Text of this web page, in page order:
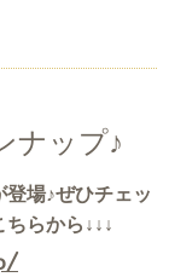
ナップ♪
場♪ぜひチェッ
らから↓↓↓